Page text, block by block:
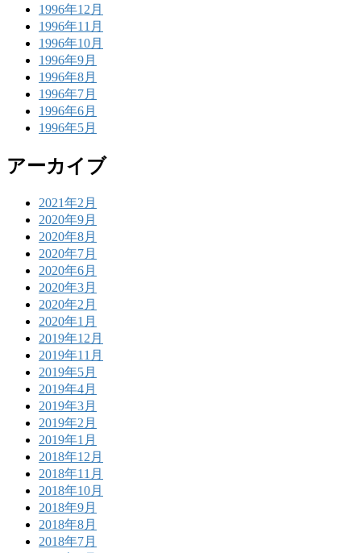
1996年12月
1996年11月
1996年10月
1996年9月
1996年8月
1996年7月
1996年6月
1996年5月
アーカイブ
2021年2月
2020年9月
2020年8月
2020年7月
2020年6月
2020年3月
2020年2月
2020年1月
2019年12月
2019年11月
2019年5月
2019年4月
2019年3月
2019年2月
2019年1月
2018年12月
2018年11月
2018年10月
2018年9月
2018年8月
2018年7月